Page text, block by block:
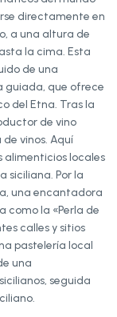
directamente en
a una altura de
la cima. Esta
de una
guiada, que ofrece
del Etna. Tras la
de vino
vinos. Aquí
locales
siciliana. Por la
una encantadora
como la «Perla de
calles y sitios
pastelería local
una
seguida